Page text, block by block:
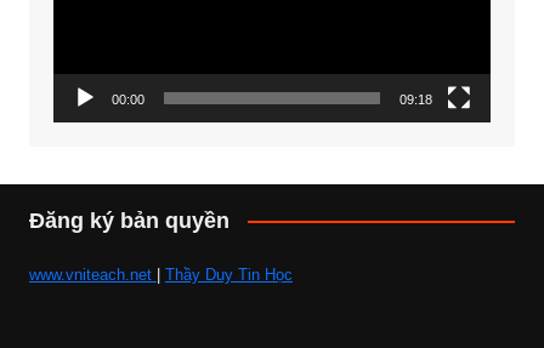
00:00 09:18
Đăng ký bản quyền
www.vniteach.net | Thầy Duy Tin Học